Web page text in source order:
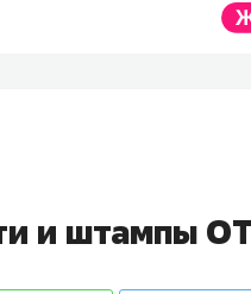
и штампы